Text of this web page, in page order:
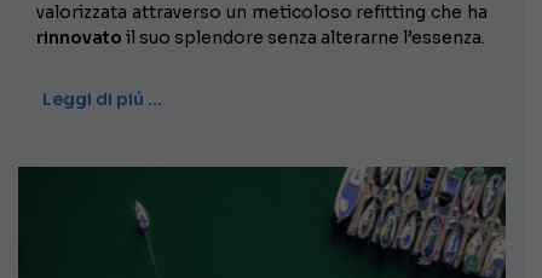
valorizzata attraverso un meticoloso refitting che ha
rinnovato il suo splendore senza alterarne l’essenza.
Leggi di piú …